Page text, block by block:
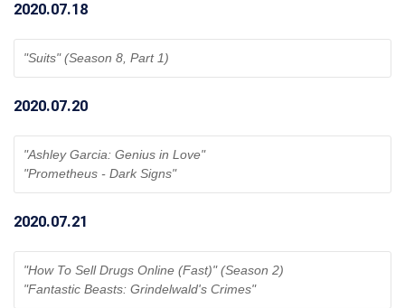
2020.07.18
"Suits" (Season 8, Part 1)
2020.07.20
"Ashley Garcia: Genius in Love"
"Prometheus - Dark Signs"
2020.07.21
"How To Sell Drugs Online (Fast)" (Season 2)
"Fantastic Beasts: Grindelwald's Crimes"